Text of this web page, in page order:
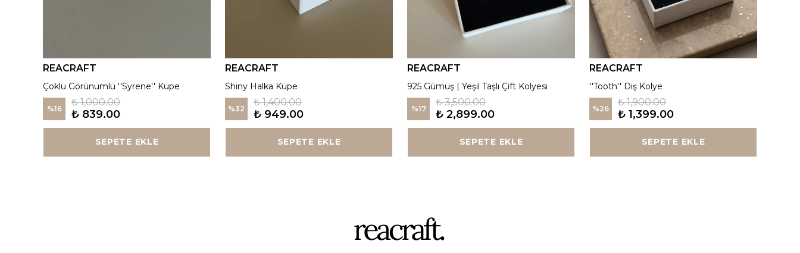
REACRAFT
Çoklu Görünümlü ''Syrene'' Küpe
%16
₺ 1,000.00
₺ 839.00
SEPETE EKLE
REACRAFT
Shiny Halka Küpe
%32
₺ 1,400.00
₺ 949.00
SEPETE EKLE
REACRAFT
925 Gümüş | Yeşil Taşlı Çift Kolyesi
%17
₺ 3,500.00
₺ 2,899.00
SEPETE EKLE
REACRAFT
''Tooth'' Diş Kolye
%26
₺ 1,900.00
₺ 1,399.00
SEPETE EKLE